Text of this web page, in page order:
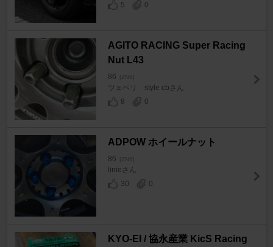
5
0
AGITO RACING Super Racing
Nut L43
86 [ZN6]
ツェペリ style cbさん
8
0
ADPOW ホイールナット
86 [ZN6]
linieさん
30
0
KYO-EI / 協永産業 KicS Racing